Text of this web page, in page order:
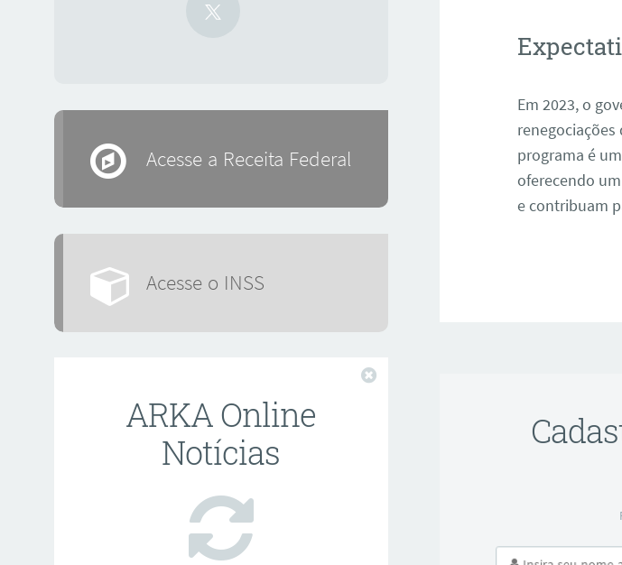
Em 2023, o
renegociações
programa é
oferecendo
e contribuam
Acesse a Receita Federal
Acesse o INSS
ARKA Online
Notícias